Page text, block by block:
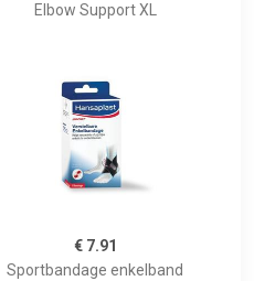
Elbow Support XL
€ 7.91
Sportbandage enkelband